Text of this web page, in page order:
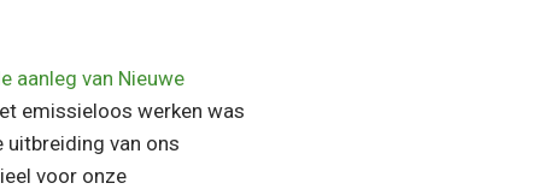
aanleg van Nieuwe
emissieloos werken was
uitbreiding van ons
voor onze